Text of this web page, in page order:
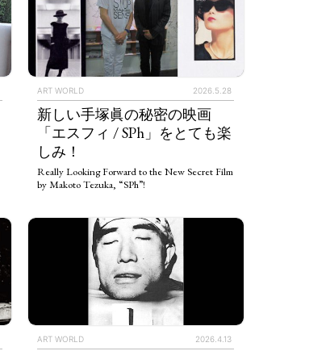
ART WORLD 2026.5.28
新しい手塚眞の秘密の映画
「エスフィ / SPh」をとても楽
しみ！
Really Looking Forward to the New Secret Film
by Makoto Tezuka, “SPh”!
ART WORLD 2026.4.13